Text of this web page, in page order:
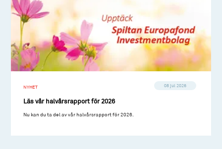
NYHET 08 jul 2026
Läs vår halvårsrapport för 2026
Nu kan du ta del av vår halvårsrapport för 2026.